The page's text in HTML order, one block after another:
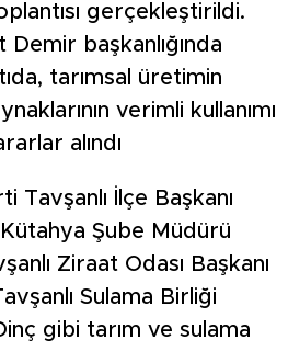
gerçekleştirildi.
başkanlığında
tarımsal üretimin
verimli kullanımı
alındı
Tavşanlı İlçe Başkanı
Şube Müdürü
Ziraat Odası Başkanı
Sulama Birliği
gibi tarım ve sulama